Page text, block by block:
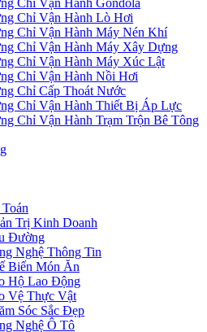
Chỉ Vận Hành Gondola
Chỉ Vận Hành Lò Hơi
Chỉ Vận Hành Máy Nén Khí
Chỉ Vận Hành Máy Xây Dựng
Chỉ Vận Hành Máy Xúc Lật
Chỉ Vận Hành Nồi Hơi
Chỉ Cấp Thoát Nước
Chỉ Vận Hành Thiết Bị Áp Lực
Chỉ Vận Hành Trạm Trộn Bê Tông
Trị Kinh Doanh
Đường
Nghệ Thông Tin
Biến Món Ăn
Hộ Lao Động
Vệ Thực Vật
Sóc Sắc Đẹp
Nghệ Ô Tô